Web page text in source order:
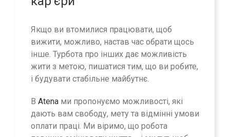
Якщо ви втомилися працювати, щоб
вижити, можливо, настав час обрати щось
інше. Турбота про інших дає можливість
жити з метою, пишатися тим, що ви робите,
і будувати стабільне майбутнє.
В Atena ми пропонуємо можливості, які
дають вам свободу, мету та відмінні умови
оплати праці. Ми віримо, що робота